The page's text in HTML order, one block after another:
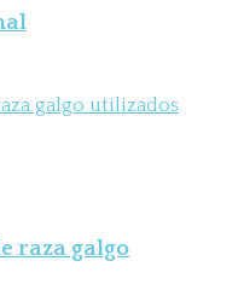
raza galgo